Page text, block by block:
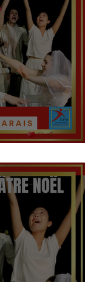
ado en juillet